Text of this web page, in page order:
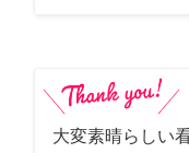
大変素晴らしい